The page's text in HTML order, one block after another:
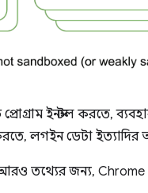
ইনস্টল করতে,
লগইন ডেটা ইত্যাদির
তথ্যের জন্য,